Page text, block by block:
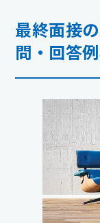
最終面接
問・回答